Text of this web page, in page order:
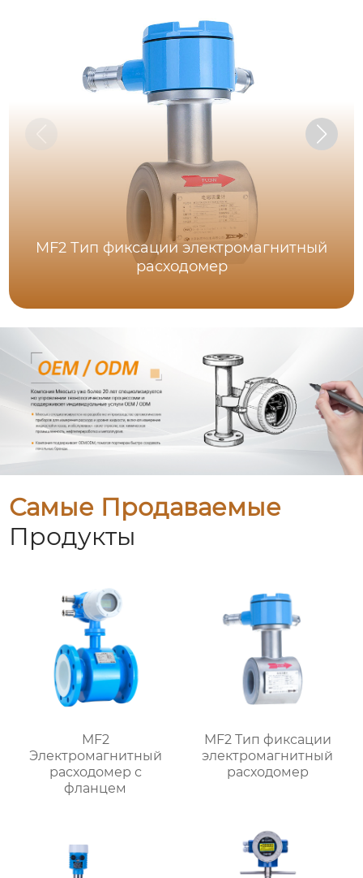
MF2 Тип фиксации электромагнитный
расходомер
Самые Продаваемые
Продукты
MF2
Электромагнитный
расходомер с
фланцем
MF2 Тип фиксации
электромагнитный
расходомер